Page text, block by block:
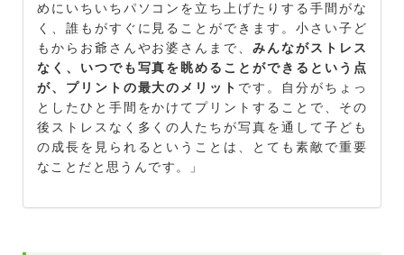
めにいちいちパソコンを立ち上げたりする手間がな
く、誰もがすぐに見ることができます。小さい子ど
もからお爺さんやお婆さんまで、みんながストレス
なく、いつでも写真を眺めることができるという点
が、プリントの最大のメリット です。自分がちょっ
としたひと手間をかけてプリントすることで、その
後ストレスなく多くの人たちが写真を通して子ども
の成長を見られるということは、とても素敵で重要
なことだと思うんです。」